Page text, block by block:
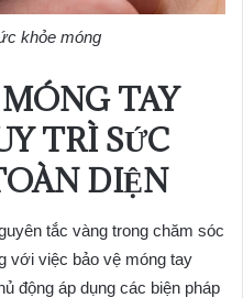
khỏe móng
TAY
TRÌ SỨC
DIỆN
tắc vàng trong chăm sóc
với việc bảo vệ móng tay
động áp dụng các biện pháp